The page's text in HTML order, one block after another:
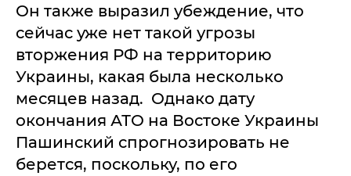
Он также выразил убеждение, что
сейчас уже нет такой угрозы
вторжения РФ на территорию
Украины, какая была несколько
месяцев назад. Однако дату
окончания АТО на Востоке Украины
Пашинский спрогнозировать не
берется, поскольку, по его